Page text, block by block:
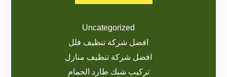
Uncategorized
افضل شركة تنظيف فلل
افضل شركة تنظيف منازل
تركيب شبك طارد الحمام